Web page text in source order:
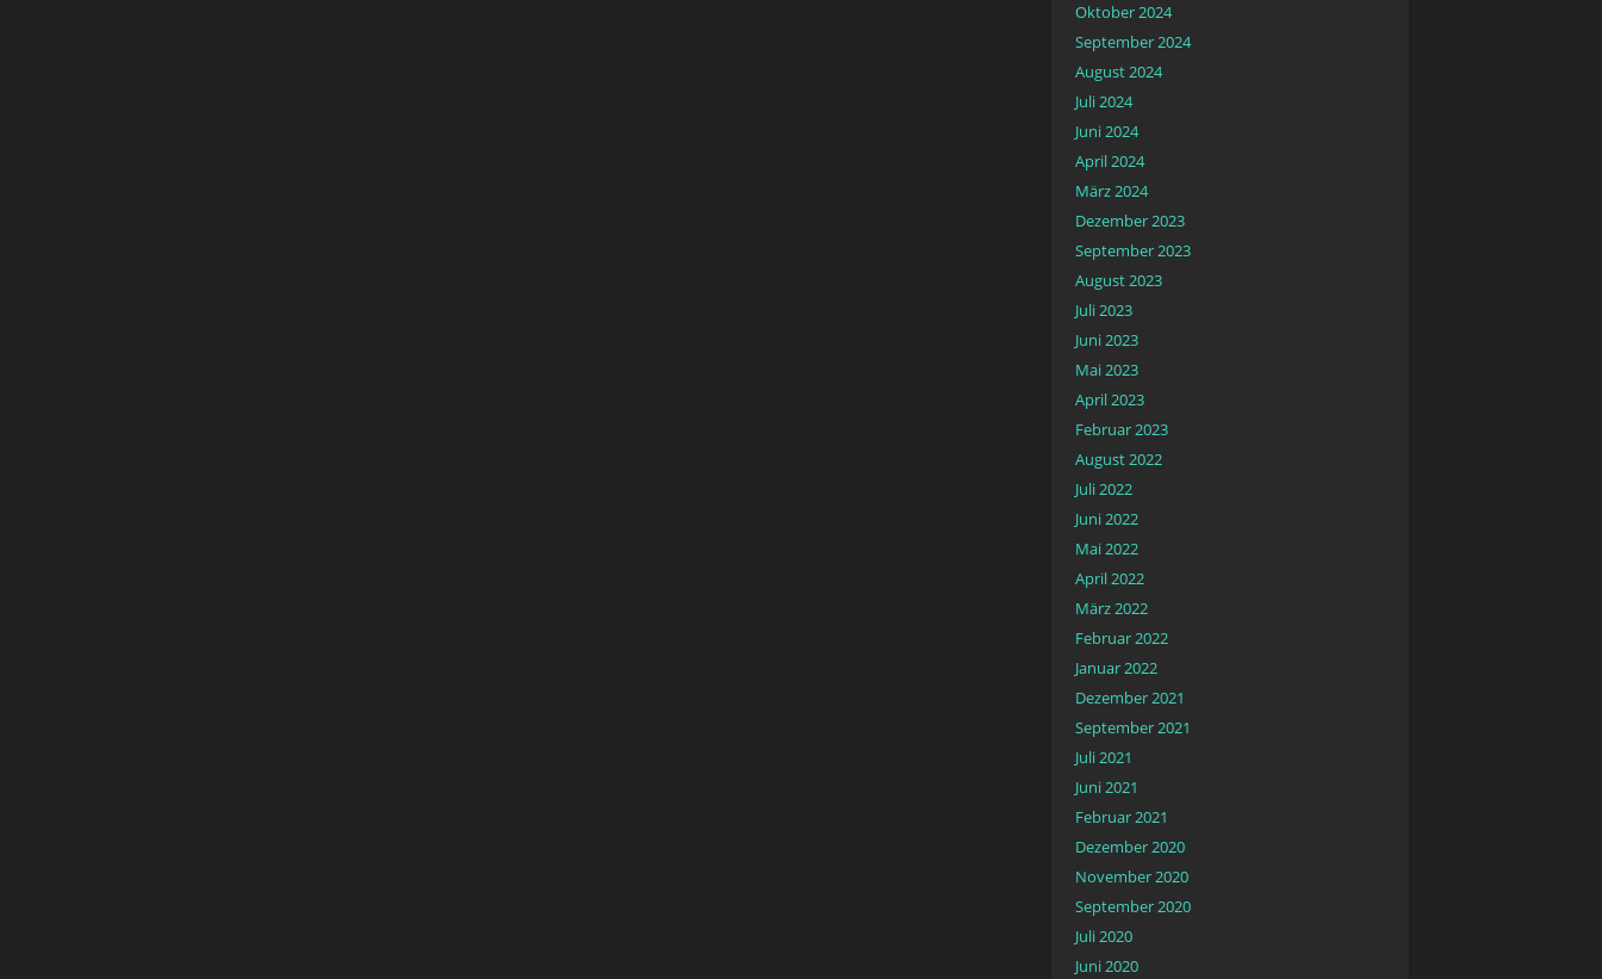
Oktober 2024
September 2024
August 2024
Juli 2024
Juni 2024
April 2024
März 2024
Dezember 2023
September 2023
August 2023
Juli 2023
Juni 2023
Mai 2023
April 2023
Februar 2023
August 2022
Juli 2022
Juni 2022
Mai 2022
April 2022
März 2022
Februar 2022
Januar 2022
Dezember 2021
September 2021
Juli 2021
Juni 2021
Februar 2021
Dezember 2020
November 2020
September 2020
Juli 2020
Juni 2020